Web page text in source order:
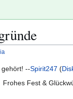
--Spirit247 (
Frohes Fest &